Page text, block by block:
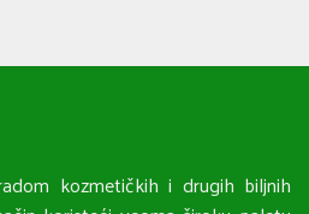
kozmetičkih i drugih biljnih